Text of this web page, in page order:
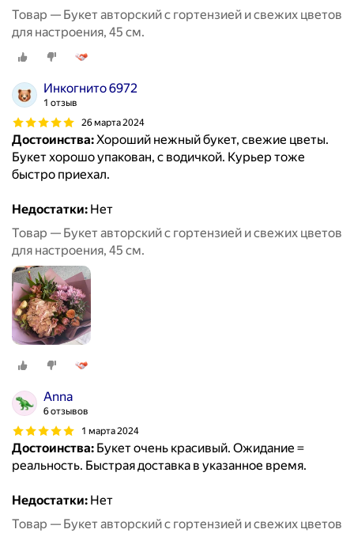
Товар — Букет авторский с гортензией и свежих цветов
для настроения, 45 см.
Инкогнито 6972
1 отзыв
26 марта 2024
Достоинства:Хороший нежный букет, свежие цветы.
Букет хорошо упакован, с водичкой. Курьер тоже
быстро приехал.
Недостатки: Нет
Товар — Букет авторский с гортензией и свежих цветов
для настроения, 45 см.
Anna
6 отзывов
1 марта 2024
Достоинства: Букет очень красивый. Ожидание =
реальность. Быстрая доставка в указанное время.
Недостатки: Нет
Товар — Букет авторский с гортензией и свежих цветов